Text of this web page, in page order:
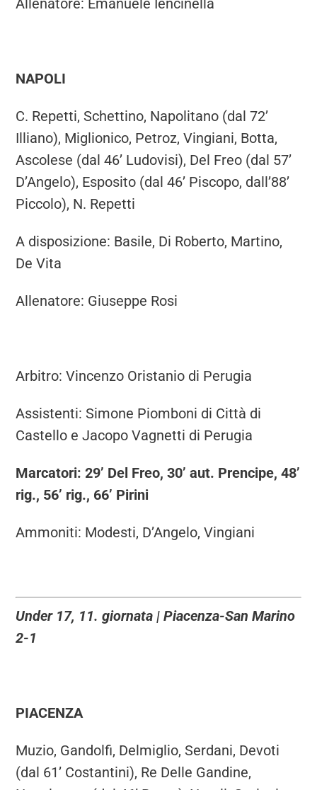
Allenatore: Emanuele Iencinella
NAPOLI
C. Repetti, Schettino, Napolitano (dal 72’
Illiano), Miglionico, Petroz, Vingiani, Botta,
Ascolese (dal 46’ Ludovisi), Del Freo (dal 57’
D’Angelo), Esposito (dal 46’ Piscopo, dall’88’
Piccolo), N. Repetti
A disposizione: Basile, Di Roberto, Martino,
De Vita
Allenatore: Giuseppe Rosi
Arbitro: Vincenzo Oristanio di Perugia
Assistenti: Simone Piomboni di Città di
Castello e Jacopo Vagnetti di Perugia
Marcatori: 29’ Del Freo, 30’ aut. Prencipe, 48’
rig., 56’ rig., 66’ Pirini
Ammoniti: Modesti, D’Angelo, Vingiani
Under 17, 11. giornata | Piacenza-San Marino
2-1
PIACENZA
Muzio, Gandolfi, Delmiglio, Serdani, Devoti
(dal 61’ Costantini), Re Delle Gandine,